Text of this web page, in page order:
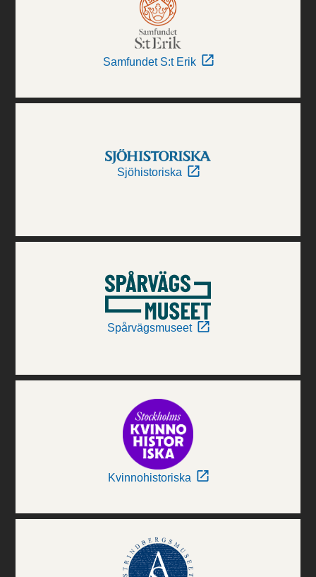
Samfundet S:t Erik
Sjöhistoriska
Spårvägsmuseet
Kvinnohistoriska